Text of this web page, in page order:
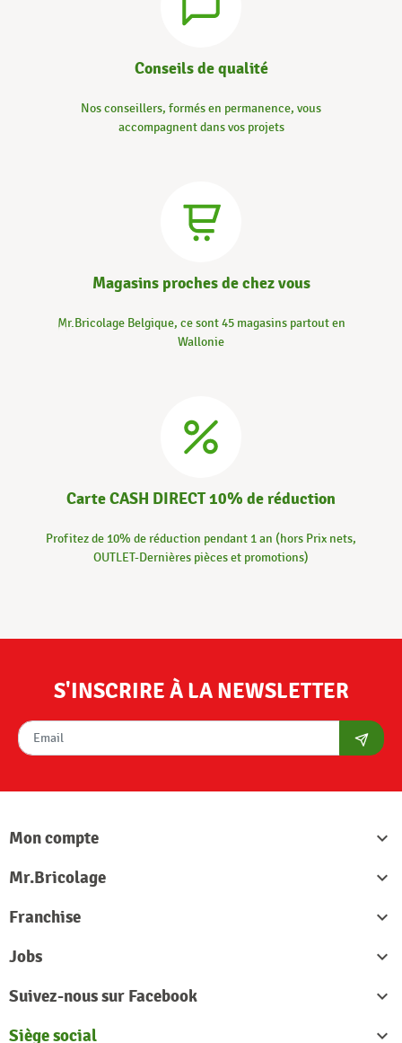
Conseils de qualité
Nos conseillers, formés en permanence, vous
accompagnent dans vos projets
Magasins proches de chez vous
Mr.Bricolage Belgique, ce sont 45 magasins partout en
Wallonie
Carte CASH DIRECT 10% de réduction
Profitez de 10% de réduction pendant 1 an (hors Prix nets,
OUTLET-Dernières pièces et promotions)
S'INSCRIRE À LA NEWSLETTER
Mon compte

Mr.Bricolage

Franchise

Jobs

Suivez-nous sur Facebook

Siège social
